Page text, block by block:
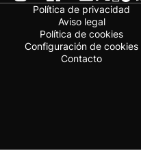
Política de privacidad
Aviso legal
Política de cookies
Configuración de cookies
Contacto